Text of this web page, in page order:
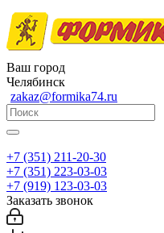
Ваш город
Челябинск
zakaz@formika74.ru
+7 (351) 211-20-30
+7 (351) 223-03-03
+7 (919) 123-03-03
Заказать звонок